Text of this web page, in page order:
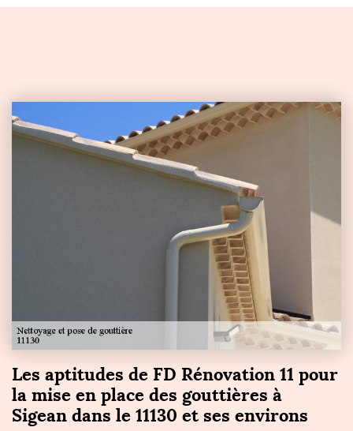
Les aptitudes de FD Rénovation 11 pour
la mise en place des gouttières à
Sigean dans le 11130 et ses environs